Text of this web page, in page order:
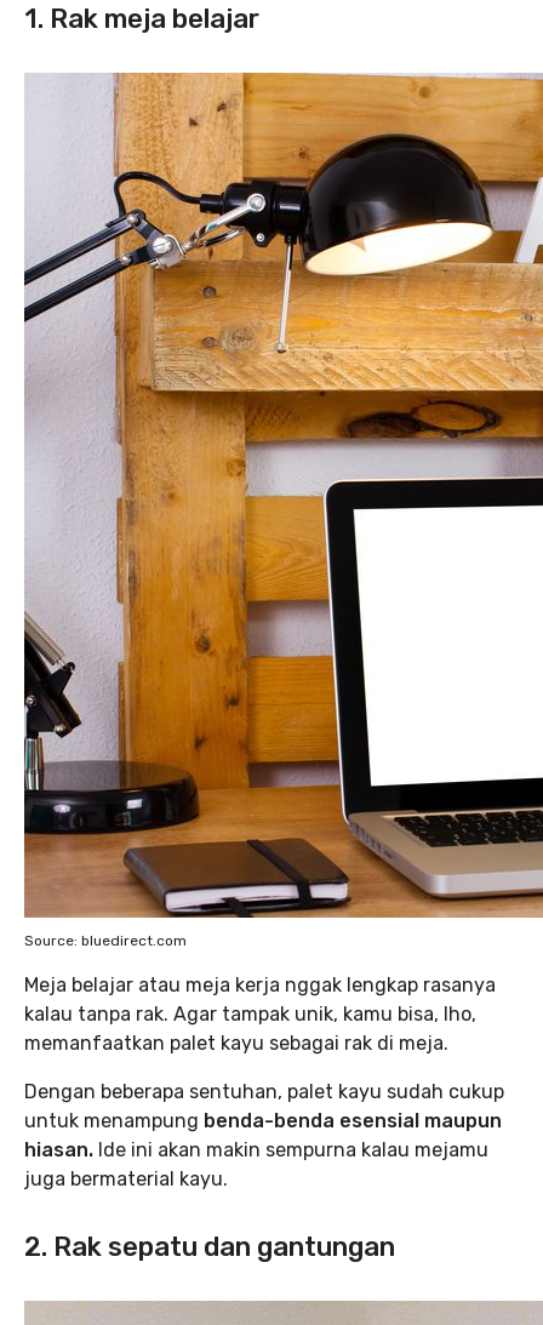
1. Rak meja belajar
Source: bluedirect.com
Meja belajar atau meja kerja nggak lengkap rasanya
kalau tanpa rak. Agar tampak unik, kamu bisa, lho,
memanfaatkan palet kayu sebagai rak di meja.
Dengan beberapa sentuhan, palet kayu sudah cukup
untuk menampung benda-benda esensial maupun
hiasan. Ide ini akan makin sempurna kalau mejamu
juga bermaterial kayu.
2. Rak sepatu dan gantungan